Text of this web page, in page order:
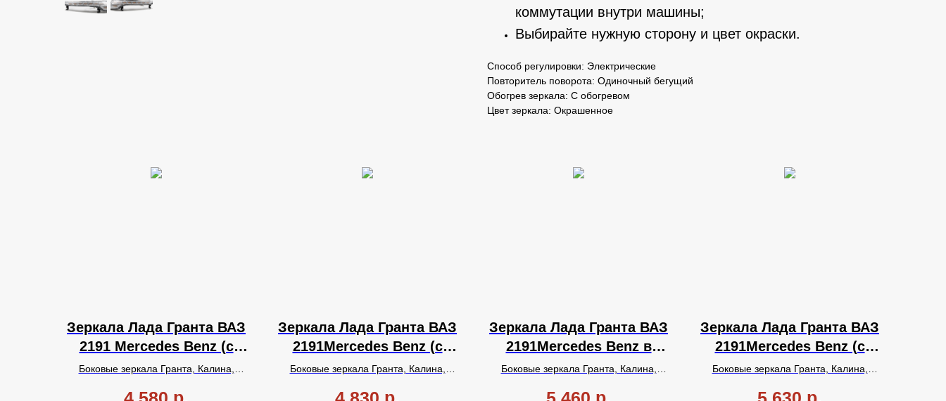
коммутации внутри машины;
Выбирайте нужную сторону и цвет окраски.
Способ регулировки: Электрические
Повторитель поворота: Одиночный бегущий
Обогрев зеркала: С обогревом
Цвет зеркала: Окрашенное
Зеркала Лада Гранта ВАЗ
2191 Mercedes Benz (с
повторителем, Наружная
Боковые зеркала Гранта, Калина,
повторителем поворота, с
Зеркала Лада Гранта ВАЗ
2191Mercedes Benz (с
повторителем,
Боковые зеркала Гранта, Калина,
одиночнымповторителем поворота,
Зеркала Лада Гранта ВАЗ
2191Mercedes Benz в
ЦВЕТ (с повторителем,
Боковые зеркала Гранта, Калина,
окрашенные,с одиночным
Зеркала Лада Гранта ВАЗ
2191Mercedes Benz (с
повторителем,
Боковые зеркала Гранта, Калина,
одиночнымповторителем поворота,